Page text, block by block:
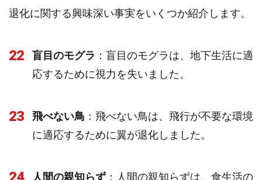
退化に関する興味深い事実をいくつか紹介します。
22 盲目のモグラ ：盲目のモグラは、地下生活に適
応するために視力を失いました。
23 飛べない鳥 ：飛べない鳥は、飛行が不要な環境
に適応するために翼が退化しました。
人間の親知らず：人間の親知らずは、食生活の